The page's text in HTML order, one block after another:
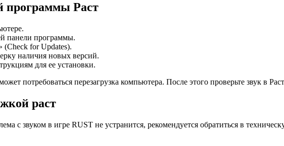
программы Раст
панели программы.
for Updates).
наличия новых версий.
для ее установки.
потребоваться перезагрузка компьютера. После этого проверьте звук в
раст
с звуком в игре RUST не устранится, рекомендуется обратиться в